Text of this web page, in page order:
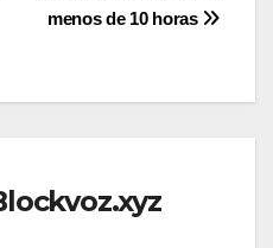
menos de 10 horas